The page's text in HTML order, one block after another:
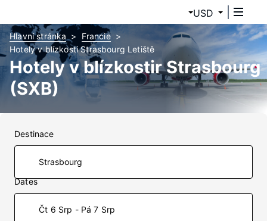
USD
Hlavní stránka
Francie
Hotely v blízkosti Strasbourg Letiště
Hotely v blízkostir Strasbourg
(SXB)
Destinace
Dates
Čt 6 Srp - Pá 7 Srp